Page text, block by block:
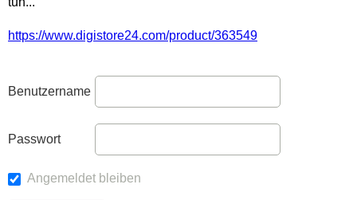
https://www.digistore24.com/product/363549
Benutzername
Passwort
Angemeldet bleiben